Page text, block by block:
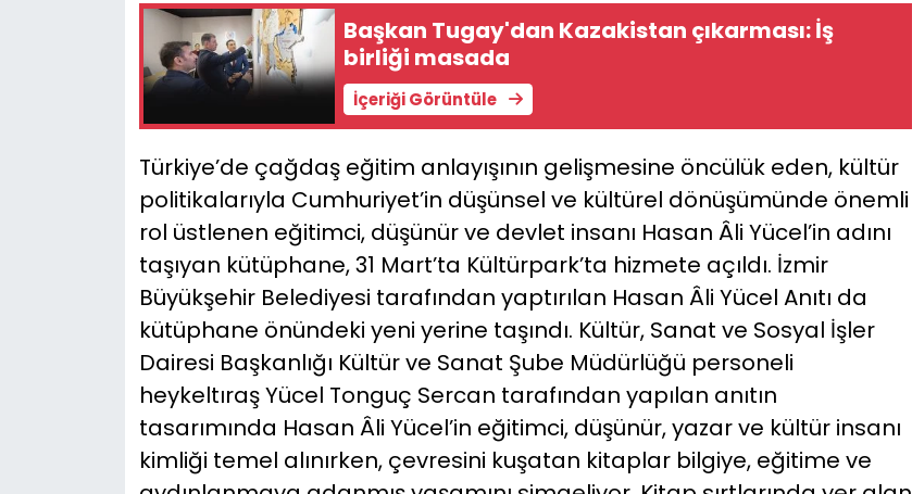
Başkan Tugay'dan Kazakistan çıkarması: İş
birliği masada
İçeriği Görüntüle
Türkiye’de çağdaş eğitim anlayışının gelişmesine öncülük eden, kültür
politikalarıyla Cumhuriyet’in düşünsel ve kültürel dönüşümünde önemli
rol üstlenen eğitimci, düşünür ve devlet insanı Hasan Âli Yücel’in adını
taşıyan kütüphane, 31 Mart’ta Kültürpark’ta hizmete açıldı. İzmir
Büyükşehir Belediyesi tarafından yaptırılan Hasan Âli Yücel Anıtı da
kütüphane önündeki yeni yerine taşındı. Kültür, Sanat ve Sosyal İşler
Dairesi Başkanlığı Kültür ve Sanat Şube Müdürlüğü personeli
heykeltıraş Yücel Tonguç Sercan tarafından yapılan anıtın
tasarımında Hasan Âli Yücel’in eğitimci, düşünür, yazar ve kültür insanı
kimliği temel alınırken, çevresini kuşatan kitaplar bilgiye, eğitime ve
YEREL YÖNETİMLER